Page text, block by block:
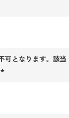
可となります。該当